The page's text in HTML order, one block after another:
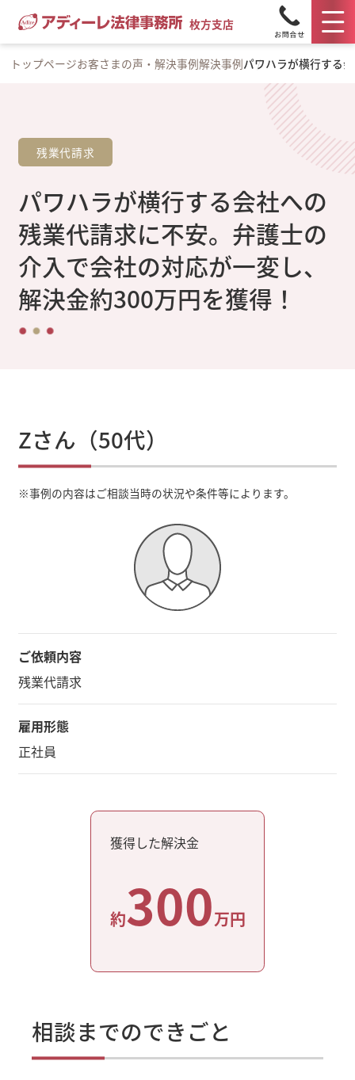
枚方支店
トップページお客さまの声・解決事例解決事例パワハラが横行する
残業代請求
パワハラが横行する会社への
残業代請求に不安。弁護士の
介入で会社の対応が一変し、
解決金約300万円を獲得！
Zさん（50代）
※事例の内容はご相談当時の状況や条件等によります。
ご依頼内容
残業代請求
雇用形態
正社員
獲得した解決金
約300万円
相談までのできごと